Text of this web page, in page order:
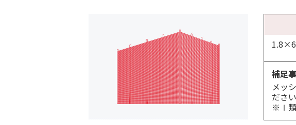
補足
メッ
ださい
※Ⅰ類